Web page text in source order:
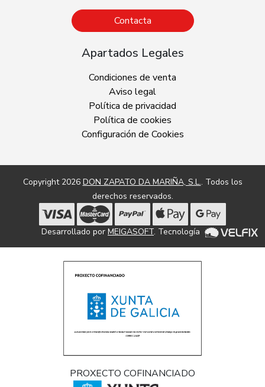
Contacta
Apartados Legales
Condiciones de venta
Aviso legal
Política de privacidad
Política de cookies
Configuración de Cookies
Copyright 2026 DON ZAPATO DA MARIÑA, S.L.. Todos los
derechos reservados.
Desarrollado por MEIGASOFT. Tecnología
PROXECTO COFINANCIADO